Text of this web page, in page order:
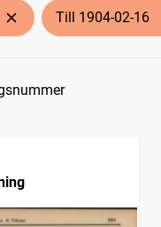
Till 1904-02-16